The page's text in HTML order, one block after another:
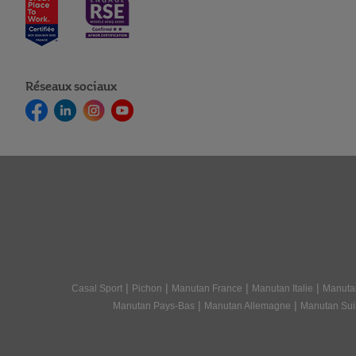
Réseaux sociaux
Casal Sport | Pichon | Manutan France | Manutan Italie |
Manutan Pays-Bas | Manutan Allemagne | Manutan